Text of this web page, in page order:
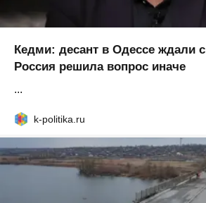
Кедми: десант в Одессе ждали с
Россия решила вопрос иначе
...
k-politika.ru